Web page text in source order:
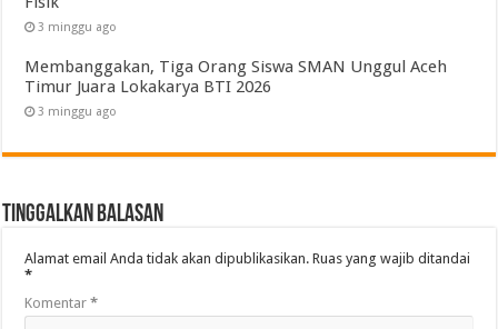
3 minggu ago
Membanggakan, Tiga Orang Siswa SMAN Unggul Aceh
Timur Juara Lokakarya BTI 2026
3 minggu ago
Tinggalkan Balasan
Alamat email Anda tidak akan dipublikasikan. Ruas yang wajib ditandai
*
Komentar*